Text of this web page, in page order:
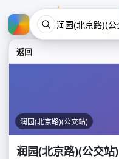
返回
润园(北京路)(公交站)
润园(北京路)(公交站)